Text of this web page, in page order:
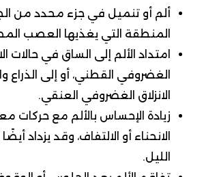
ألم أو تنميل في جزء محدد من
المنطقة التي يغذيها العصب
امتداد الألم إلى الساق في حالات
الغضروفي القطني، أو إلى الذراع
الانزلاق الغضروفي العنقي.
زيادة الإحساس بالألم مع حركات
الانحناء أو الالتفاف، وقد يزداد
الليل.